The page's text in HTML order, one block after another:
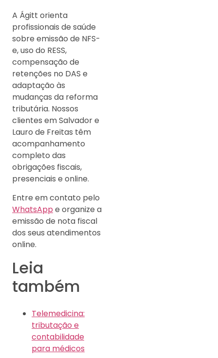
A Ágitt orienta
profissionais de saúde
sobre emissão de NFS-
e, uso do RESS,
compensação de
retenções no DAS e
adaptação às
mudanças da reforma
tributária. Nossos
clientes em Salvador e
Lauro de Freitas têm
acompanhamento
completo das
obrigações fiscais,
presenciais e online.
Entre em contato pelo
WhatsApp e organize a
emissão de nota fiscal
dos seus atendimentos
online.
Leia
também
Telemedicina:
tributação e
contabilidade
para médicos